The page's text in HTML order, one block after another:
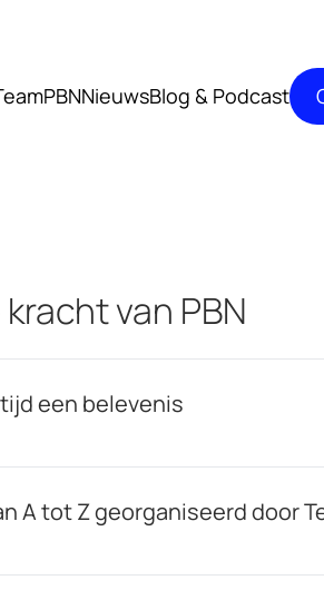
NieuwsBlog & Podcast
kracht van PBN
een belevenis
A tot Z georganiseerd door